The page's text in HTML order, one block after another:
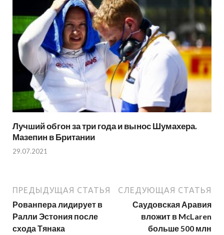
Лучший обгон за три года и вынос Шумахера.
Мазепин в Британии
29.07.2021
ПРЕДЫДУЩАЯ СТАТЬЯ
Рованпера лидирует в
Ралли Эстония после
схода Тянака
СЛЕДУЮЩАЯ СТАТЬЯ
Саудовская Аравия
вложит в McLaren
больше 500 млн